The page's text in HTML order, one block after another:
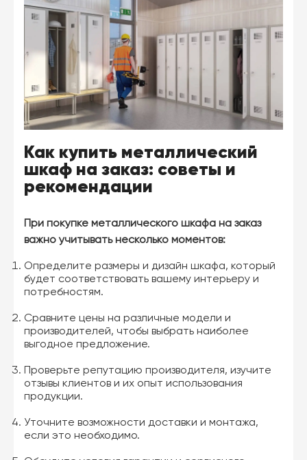
Как купить металлический
шкаф на заказ: советы и
рекомендации
При покупке металлического шкафа на заказ
важно учитывать несколько моментов:
Определите размеры и дизайн шкафа, который
будет соответствовать вашему интерьеру и
потребностям.
Сравните цены на различные модели и
производителей, чтобы выбрать наиболее
выгодное предложение.
Проверьте репутацию производителя, изучите
отзывы клиентов и их опыт использования
продукции.
Уточните возможности доставки и монтажа,
если это необходимо.